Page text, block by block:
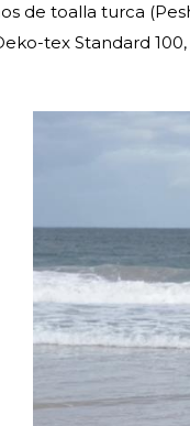
de toalla turca
tex Standard